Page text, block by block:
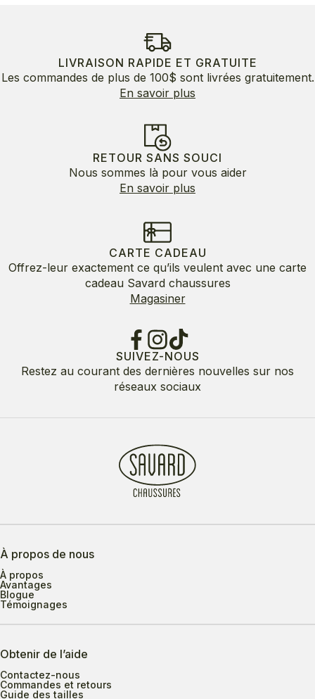
LIVRAISON RAPIDE ET GRATUITE
Les commandes de plus de 100$ sont livrées gratuitement.
En savoir plus
RETOUR SANS SOUCI
Nous sommes là pour vous aider
En savoir plus
CARTE CADEAU
Offrez-leur exactement ce qu’ils veulent avec une carte
cadeau Savard chaussures
Magasiner
SUIVEZ-NOUS
Restez au courant des dernières nouvelles sur nos
réseaux sociaux
À propos de nous
À propos
Avantages
Blogue
Témoignages
Obtenir de l’aide
Contactez-nous
Commandes et retours
Guide des tailles